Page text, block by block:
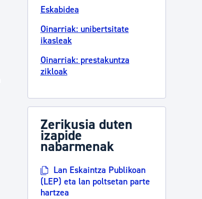
Eskabidea
Oinarriak: unibertsitate
ikasleak
Oinarriak: prestakuntza
zikloak
Zerikusia duten
izapide
nabarmenak
Lan Eskaintza Publikoan
(LEP) eta lan poltsetan parte
hartzea